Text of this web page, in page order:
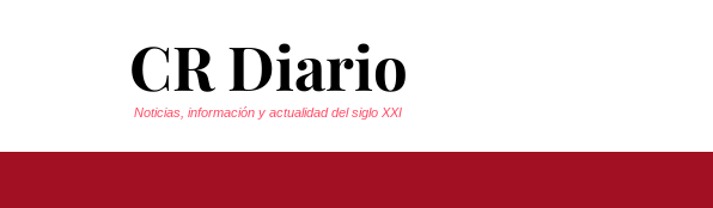
CR Diario
Noticias, información y actualidad del siglo XXI